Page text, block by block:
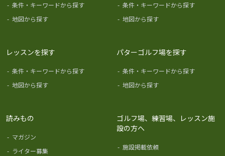
- 条件・キーワードから探す
- 地図から探す
- 条件・キーワードから探す
- 地図から探す
レッスンを探す
- 条件・キーワードから探す
- 地図から探す
パターゴルフ場を探す
- 条件・キーワードから探す
- 地図から探す
読みもの
- マガジン
- ライター募集
ゴルフ場、練習場、レッスン施
設の方へ
- 施設掲載依頼